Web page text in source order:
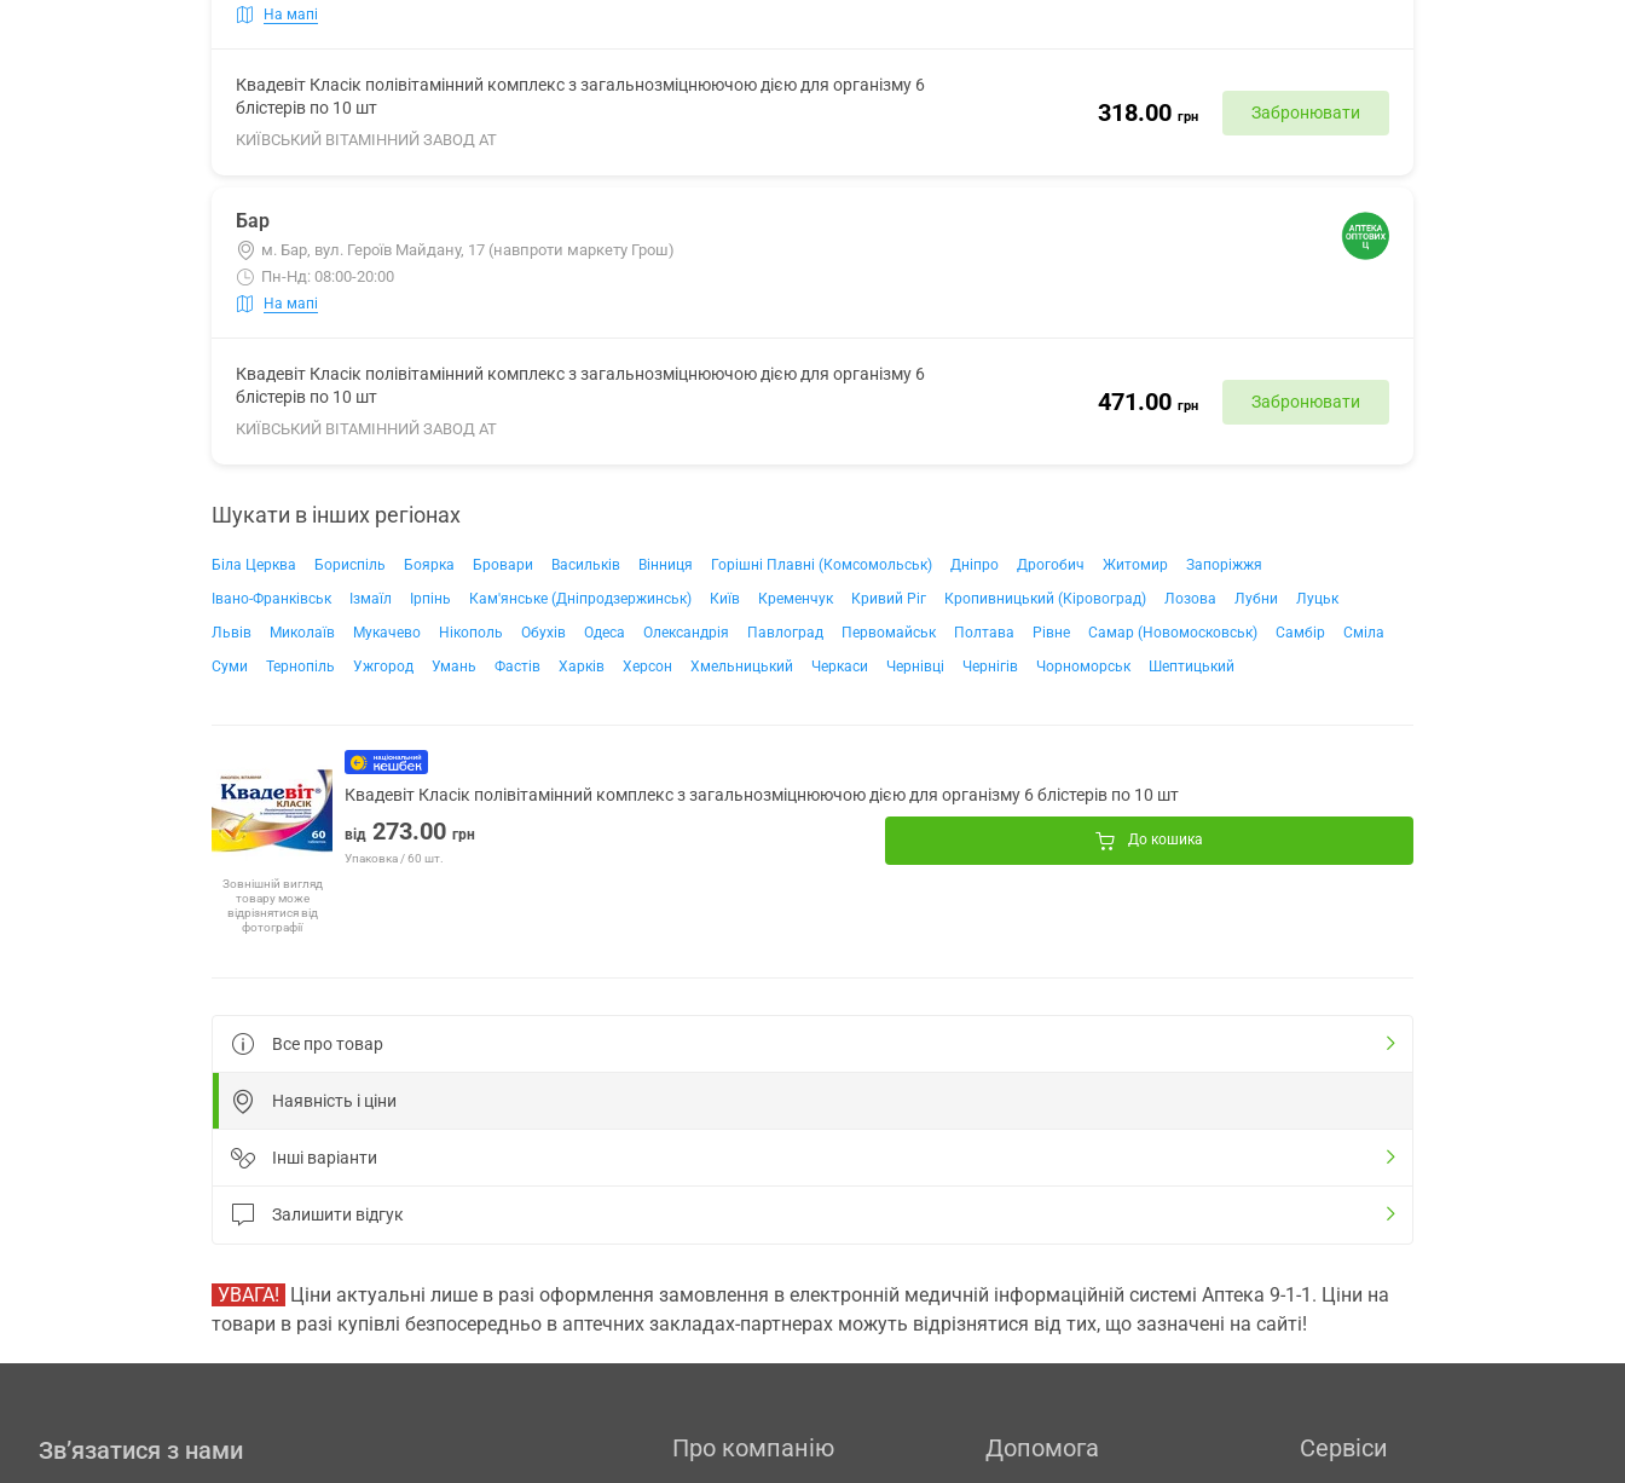
На мапі
Квадевіт Класік полівітамінний комплекс з загальнозміцнюючою дією для організму 6
блістерів по 10 шт
КИЇВСЬКИЙ ВІТАМІННИЙ ЗАВОД АТ
318.00 грн Забронювати
Бар
м. Бар, вул. Героїв Майдану, 17 (навпроти маркету Грош)
Пн-Нд: 08:00-20:00
На мапі
Квадевіт Класік полівітамінний комплекс з загальнозміцнюючою дією для організму 6
блістерів по 10 шт
КИЇВСЬКИЙ ВІТАМІННИЙ ЗАВОД АТ
471.00 грн Забронювати
Шукати в інших регіонах
Біла Церква Бориспіль Боярка Бровари Васильків Вінниця Горішні Плавні (Комсомольськ) Дніпро Дрогобич Житомир
Запоріжжя
Івано-Франківськ
Ізмаїл Ірпінь Кам'янське (Дніпродзержинськ) Київ Кременчук Кривий Ріг Кропивницький (Кіровоград) Лозова Лубни
Луцьк
Львів
Миколаїв Мукачево Нікополь Обухів Одеса Олександрія Павлоград Первомайськ Полтава Рівне Самар (Новомосковськ) Самбір
Сміла
Суми
Тернопіль Ужгород Умань Фастів Харків Херсон Хмельницький Черкаси Чернівці Чернігів Чорноморськ Шептицький
Зовнішній вигляд
товару може
відрізнятися від
фотографії
Квадевіт Класік полівітамінний комплекс з загальнозміцнюючою дією для організму 6 блістерів по 10 шт
від 273.00 грн
Упаковка / 60 шт.
До кошика
Все про товар
Наявність і ціни
Інші варіанти
Залишити відгук
УВАГА! Ціни актуальні лише в разі оформлення замовлення в електронній медичній інформаційній системі Аптека 9-1-1. Ціни на
товари в разі купівлі безпосередньо в аптечних закладах-партнерах можуть відрізнятися від тих, що зазначені на сайті!
Зв’язатися з нами Про компанію Допомога Сервіси